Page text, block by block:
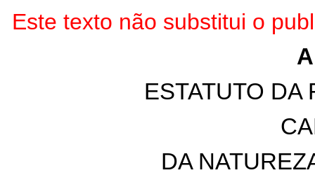
Este texto não substitui o
ESTATUTO
DA